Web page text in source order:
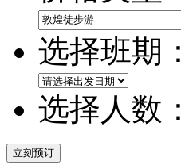
选择班期：
选择人数：